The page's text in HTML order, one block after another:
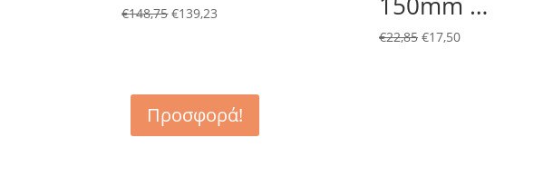
€148,75 €139,23
€22,85 €17,50
Προσφορά!